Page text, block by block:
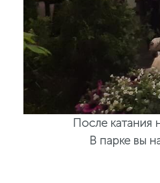
После катания
В парке вы